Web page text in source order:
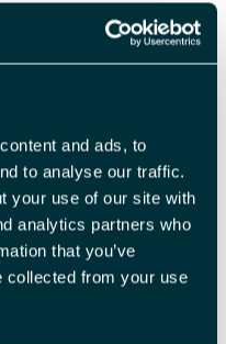
and ads, to
to analyse our traffic.
your use of our site with
analytics partners who
that you’ve
collected from your use
dyrene i sitt naturlige element,